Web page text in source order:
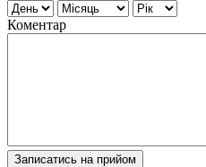
Коментар
Записатись на прийом